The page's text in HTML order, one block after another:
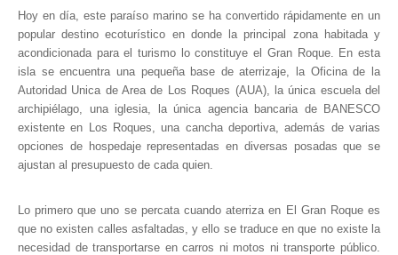
Ecoturismo en Venezuela
Montañas y Llanos
Zona Costera Venezolana
Amazonas
Barlovento
Delta Amacuro
La Colonia Tovar
La Gran Sabana
Hoy en día, este paraíso marino se ha convertido rápidamente en un
popular destino ecoturístico en donde la principal zona habitada y
acondicionada para el turismo lo constituye el Gran Roque. En esta
isla se encuentra una pequeña base de aterrizaje, la Oficina de la
Autoridad Unica de Area de Los Roques (AUA), la única escuela del
archipiélago, una iglesia, la única agencia bancaria de BANESCO
existente en Los Roques, una cancha deportiva, además de varias
opciones de hospedaje representadas en diversas posadas que se
ajustan al presupuesto de cada quien.
Lo primero que uno se percata cuando aterriza en El Gran Roque es
que no existen calles asfaltadas, y ello se traduce en que no existe la
necesidad de transportarse en carros ni motos ni transporte público.